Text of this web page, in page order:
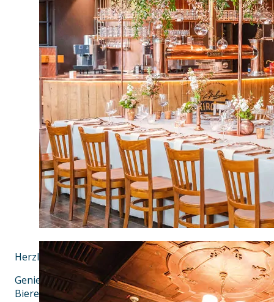
Herzlich Willkommen im Airbräu
Genieße bayerische Wirtshauskultur, traditionelle
Biere aus der weltweit ersten Flughafenbrauerei. Im